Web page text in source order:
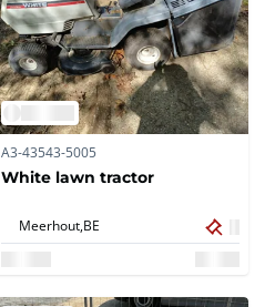
A3-43543-5005
White lawn tractor
Meerhout, BE